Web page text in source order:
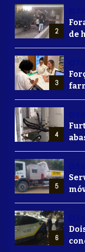
2
de
em
3
4
5
a
6